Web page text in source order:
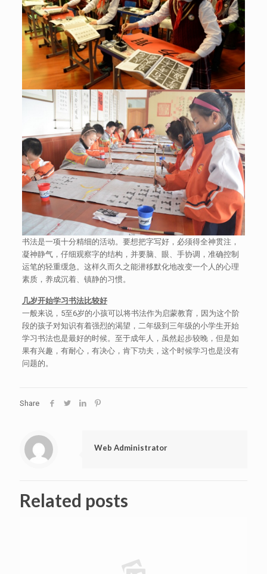
书法是一项十分精细的活动。要想把字写好，必须得全神贯注，
凝神静气，仔细观察字的结构，并要脑、眼、手协调，准确控制
运笔的轻重缓急。这样久而久之能潜移默化地改变一个人的心理
素质，养成沉着、镇静的习惯。
几岁开始学习书法比较好
一般来说，5至6岁的小孩可以将书法作为启蒙教育，因为这个阶
段的孩子对知识有着强烈的渴望，二年级到三年级的小学生开始
学习书法也是最好的时候。至于成年人，虽然起步较晚，但是如
果有兴趣，有耐心，有决心，肯下功夫，这个时候学习也是没有
问题的。
Share
Web Administrator
Related posts